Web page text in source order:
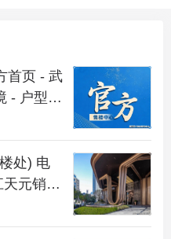
户家庭。该项目的
。这为居民提供了相
态景观。通过对其在售
积段的3居户型均朝南
质的居住体验。
文脉之上，一场关于理
里，不仅是居所的升
与精神的「定制改
首页 - 武
- 户型 -
- 电话
处) 电
元销售
- 配套
话 - 交